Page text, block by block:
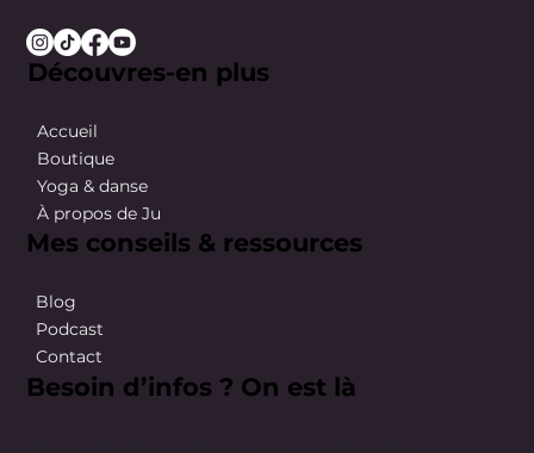
Découvres-en plus
Accueil
Boutique
Yoga & danse
À propos de Ju
Mes conseils & ressources
Blog
Podcast
Contact
Besoin d’infos ? On est là